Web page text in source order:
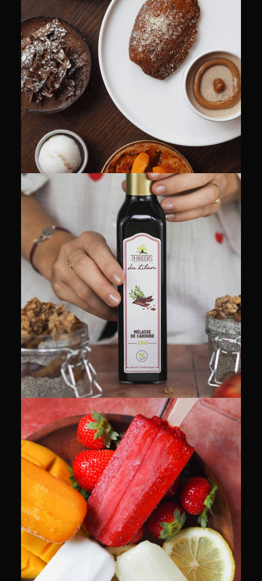
CULINAIRE COMMUNITY MANAGEMENT
PACKSHOT RECETTES
PACKSHOT